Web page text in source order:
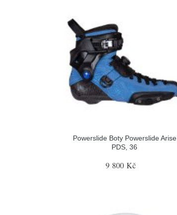
Powerslide Boty Powerslide Arise
PDS, 36
9 800 Kč